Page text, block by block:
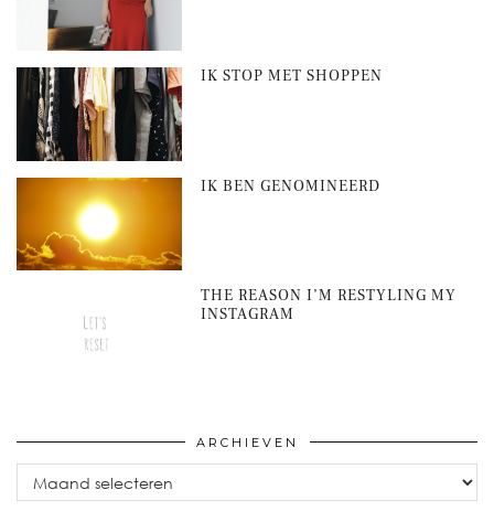
IK STOP MET SHOPPEN
IK BEN GENOMINEERD
THE REASON I’M RESTYLING MY
INSTAGRAM
ARCHIEVEN